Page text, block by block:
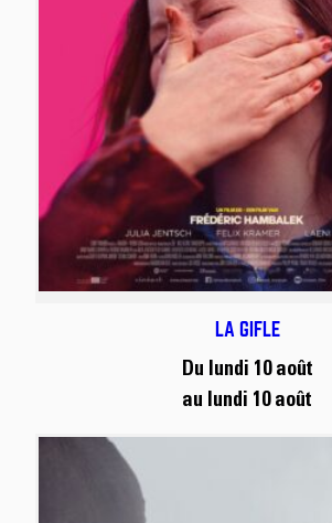
LA GIFLE
Du lundi 10 août
au lundi 10 août